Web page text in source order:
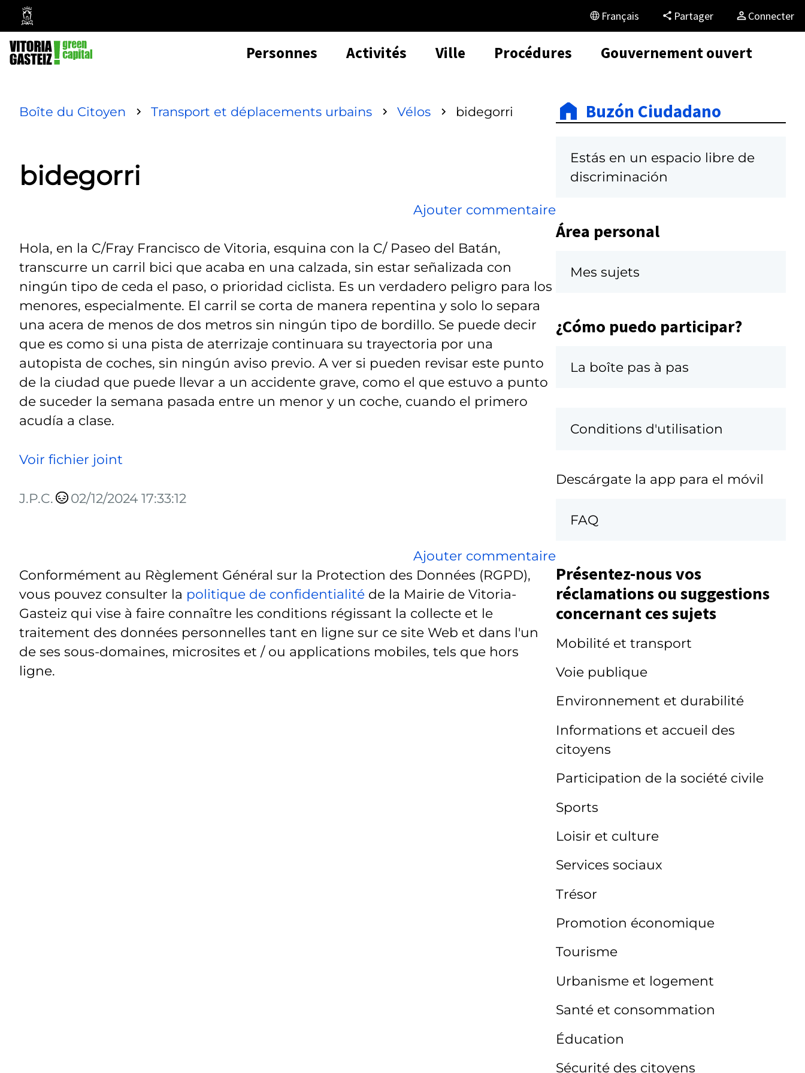
Mairie
de
Vitoria-
Gasteiz
Français Partager Connecter
Personnes Activités Ville Procédures Gouvernement ouvert
Boîte du Citoyen Transport et déplacements urbains Vélos bidegorri
bidegorri
Ajouter commentaire
Hola, en la C/Fray Francisco de Vitoria, esquina con la C/ Paseo del Batán,
transcurre un carril bici que acaba en una calzada, sin estar señalizada con
ningún tipo de ceda el paso, o prioridad ciclista. Es un verdadero peligro para los
menores, especialmente. El carril se corta de manera repentina y solo lo separa
una acera de menos de dos metros sin ningún tipo de bordillo. Se puede decir
que es como si una pista de aterrizaje continuara su trayectoria por una
autopista de coches, sin ningún aviso previo. A ver si pueden revisar este punto
de la ciudad que puede llevar a un accidente grave, como el que estuvo a punto
de suceder la semana pasada entre un menor y un coche, cuando el primero
acudía a clase.
Voir fichier joint
J.P.C. 02/12/2024 17:33:12
Ajouter commentaire
Conformément au Règlement Général sur la Protection des Données (RGPD),
vous pouvez consulter la politique de confidentialité de la Mairie de Vitoria-
Gasteiz qui vise à faire connaître les conditions régissant la collecte et le
traitement des données personnelles tant en ligne sur ce site Web et dans l'un
de ses sous-domaines, microsites et / ou applications mobiles, tels que hors
ligne.
Buzón Ciudadano
Estás en un espacio libre de
discriminación
Área personal
Mes sujets
¿Cómo puedo participar?
La boîte pas à pas
Conditions d'utilisation
Descárgate la app para el móvil
FAQ
Présentez-nous vos
réclamations ou suggestions
concernant ces sujets
Mobilité et transport
Voie publique
Environnement et durabilité
Informations et accueil des
citoyens
Participation de la société civile
Sports
Loisir et culture
Services sociaux
Trésor
Promotion économique
Tourisme
Urbanisme et logement
Santé et consommation
Éducation
Sécurité des citoyens